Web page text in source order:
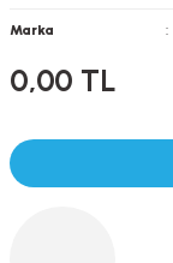
Marka
0,00 TL